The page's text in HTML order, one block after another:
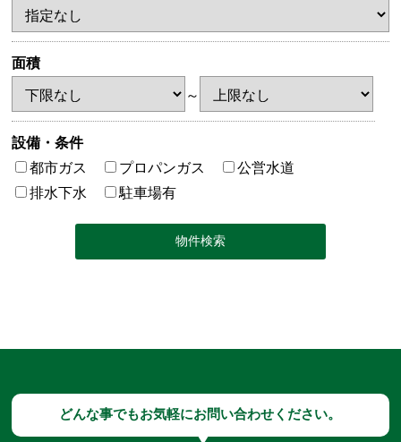
面積
～
設備・条件
都市ガス
プロパンガス
公営水道
排水下水
駐車場有
どんな事でもお気軽にお問い合わせください。